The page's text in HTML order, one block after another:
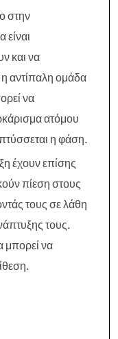
στην
και να
αντίπαλη ομάδα
να
ατόμου
η φάση.
έχουν επίσης
πίεση στους
τους σε λάθη
τους.
μπορεί να